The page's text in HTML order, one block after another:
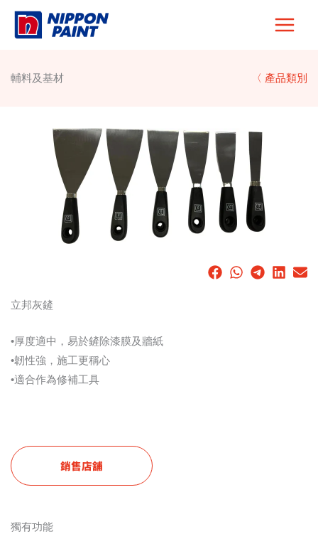
Skip
輔料及基材 〈 產品類別
立邦灰鏟
•厚度適中，易於鏟除漆膜及牆紙
•韌性強，施工更稱心
•適合作為修補工具
銷售店舖
獨有功能